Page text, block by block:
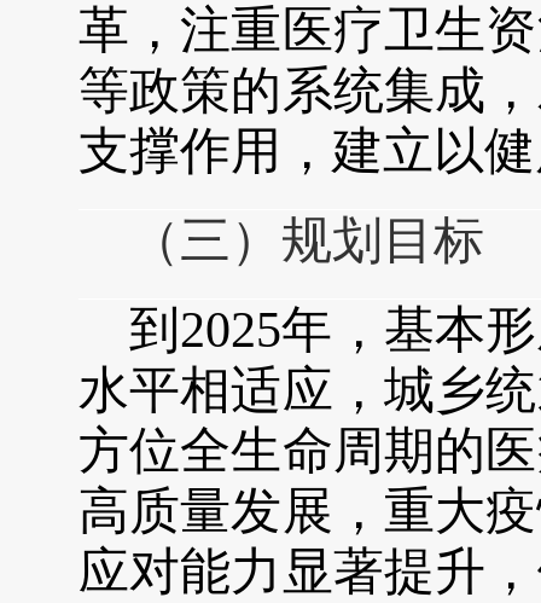
革，注重医疗卫生
等政策的系统集成
支撑作用，建立以
（三）规划目标
到2025年， 基本
水平相适应，城乡
方位全生命周期的
高质量发展，重大
应对能力显著提升，